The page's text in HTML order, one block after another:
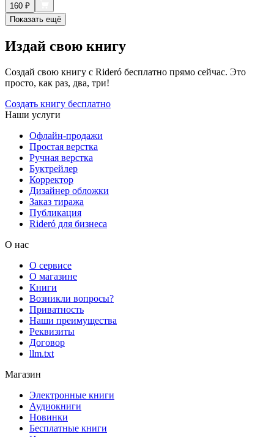
160 ₽
Показать ещё
Издай свою книгу
Создай свою книгу с Rideró бесплатно прямо сейчас. Это
просто, как раз, два, три!
Создать книгу бесплатно
Наши услуги
Офлайн-продажи
Простая верстка
Ручная верстка
Буктрейлер
Корректор
Дизайнер обложки
Заказ тиража
Публикация
Rideró для бизнеса
О нас
О сервисе
О магазине
Книги
Возникли вопросы?
Приватность
Наши преимущества
Реквизиты
Договор
llm.txt
Магазин
Электронные книги
Аудиокниги
Новинки
Бесплатные книги